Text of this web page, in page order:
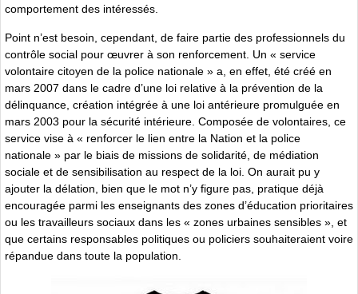
comportement des intéressés.
Point n’est besoin, cependant, de faire partie des professionnels du
contrôle social pour œuvrer à son renforcement. Un « service
volontaire citoyen de la police nationale » a, en effet, été créé en
mars 2007 dans le cadre d’une loi relative à la prévention de la
délinquance, création intégrée à une loi antérieure promulguée en
mars 2003 pour la sécurité intérieure. Composée de volontaires, ce
service vise à « renforcer le lien entre la Nation et la police
nationale » par le biais de missions de solidarité, de médiation
sociale et de sensibilisation au respect de la loi. On aurait pu y
ajouter la délation, bien que le mot n’y figure pas, pratique déjà
encouragée parmi les enseignants des zones d’éducation prioritaires
ou les travailleurs sociaux dans les « zones urbaines sensibles », et
que certains responsables politiques ou policiers souhaiteraient voire
répandue dans toute la population.